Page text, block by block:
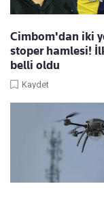
Cimbom'dan iki
stoper hamlesi!
belli oldu
Kaydet